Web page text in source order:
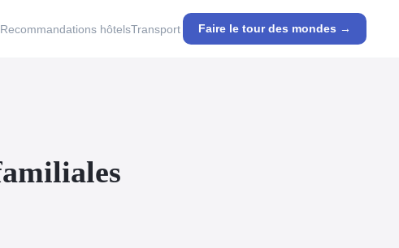
Recommandations hôtelsTransport Faire le tour des mondes →